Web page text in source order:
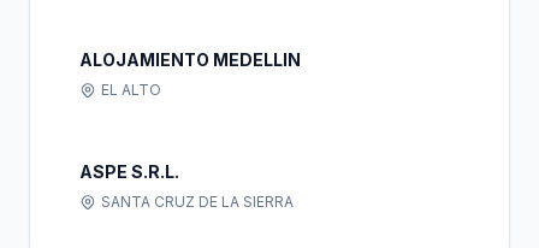
ALOJAMIENTO MEDELLIN
EL ALTO
ASPE S.R.L.
SANTA CRUZ DE LA SIERRA